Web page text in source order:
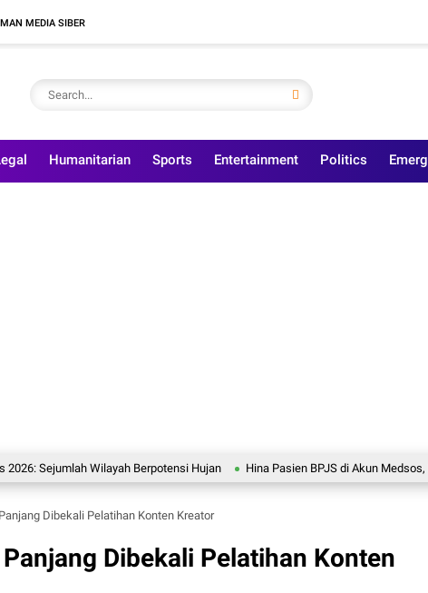
MEDIA SIBER
Humanitarian Sports Entertainment Politics
Wilayah Berpotensi Hujan Hina Pasien BPJS di Akun Medsos, RS
Dibekali Pelatihan Konten Kreator
Dibekali Pelatihan Konten